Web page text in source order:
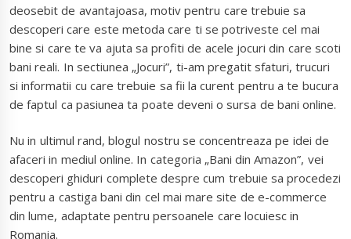
deosebit de avantajoasa, motiv pentru care trebuie sa
descoperi care este metoda care ti se potriveste cel mai
bine si care te va ajuta sa profiti de acele jocuri din care scoti
bani reali. In sectiunea „Jocuri”, ti-am pregatit sfaturi, trucuri
si informatii cu care trebuie sa fii la curent pentru a te bucura
de faptul ca pasiunea ta poate deveni o sursa de bani online.
Nu in ultimul rand, blogul nostru se concentreaza pe idei de
afaceri in mediul online. In categoria „Bani din Amazon”, vei
descoperi ghiduri complete despre cum trebuie sa procedezi
pentru a castiga bani din cel mai mare site de e-commerce
din lume, adaptate pentru persoanele care locuiesc in
Romania.